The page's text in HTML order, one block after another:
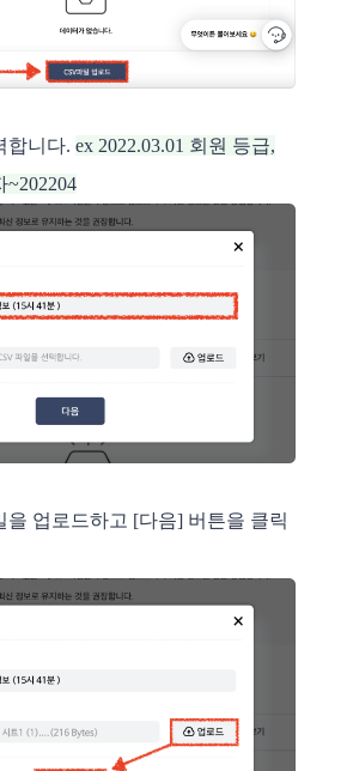
합니다. ex 2022.03.01 회원 등급,
을 업로드하고 [다음] 버튼을 클릭